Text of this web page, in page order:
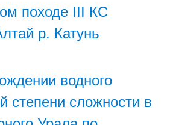
походе III КС
р. Катунь
водного
степени сложности в